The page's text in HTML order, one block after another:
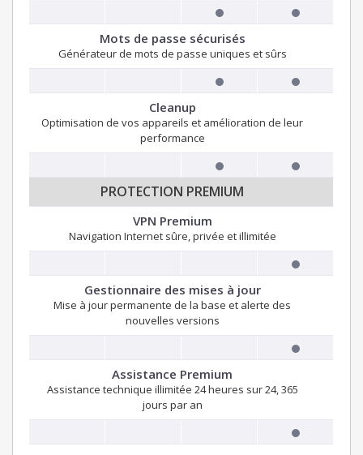
Mots de passe sécurisés
Générateur de mots de passe uniques et sûrs
Cleanup
Optimisation de vos appareils et amélioration de leur
performance
PROTECTION PREMIUM
VPN Premium
Navigation Internet sûre, privée et illimitée
Gestionnaire des mises à jour
Mise à jour permanente de la base et alerte des
nouvelles versions
Assistance Premium
Assistance technique illimitée 24 heures sur 24, 365
jours par an